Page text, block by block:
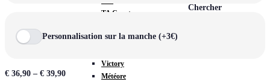
TA Court
Miami
Victory
Météore
Chercher
Personnalisation sur la manche (+3€)
€ 36,90 – € 39,90